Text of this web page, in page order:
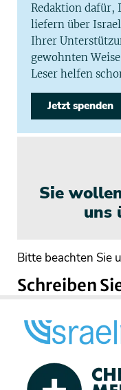
Redaktion dafür,
liefern über
Ihrer
gewohnten
Leser helfen
Jetzt spenden
Sie
uns
Bitte beachten Sie
Schreiben